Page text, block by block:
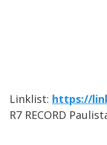
Linklist: https://
R7 RECORD